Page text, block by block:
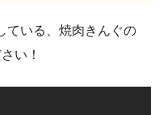
ている、焼肉きんぐの
い！